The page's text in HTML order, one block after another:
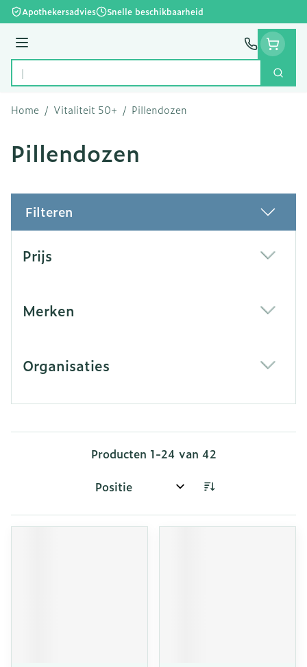
Ga naar de inhoud
Apothekersadvies Snelle beschikbaarheid
Menu
Product, merk, categorie...
Zoek
Home / Vitaliteit 50+ / Pillendozen
Pillendozen
Filteren
Prijs
Merken
Organisaties
Producten 1-24 van 42
Sorteer op: